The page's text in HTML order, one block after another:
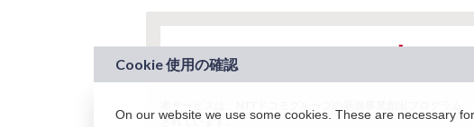
されています。
On our website we use some cookies. These are necessary